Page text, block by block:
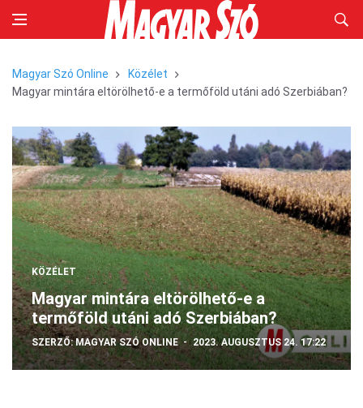
Magyar Szó Online
Közélet
Magyar mintára eltörölhető-e a termőföld utáni adó Szerbiában?
KÖZÉLET
Magyar mintára eltörölhető-e a
termőföld utáni adó Szerbiában?
SZERZŐ:MAGYAR SZÓ ONLINE 2023. AUGUSZTUS 24. 17:22